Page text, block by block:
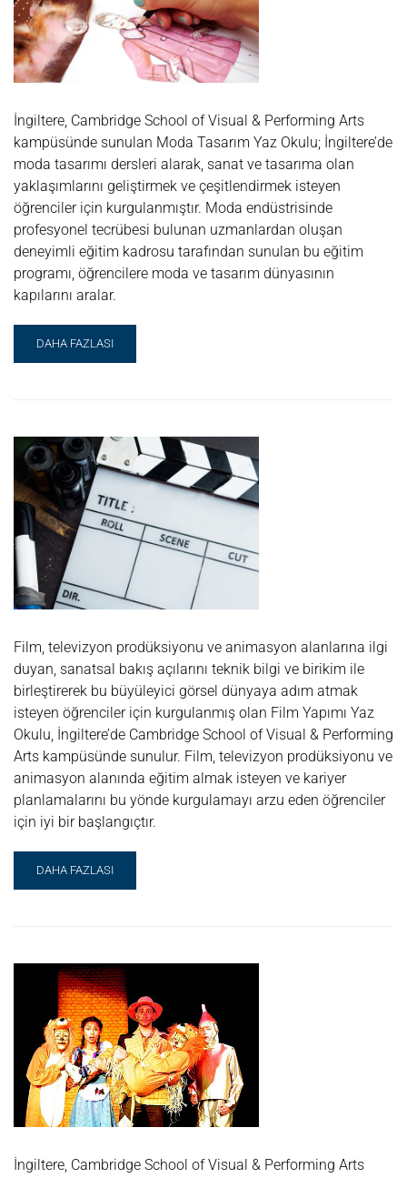
İngiltere, Cambridge School of Visual & Performing Arts
kampüsünde sunulan Moda Tasarım Yaz Okulu; İngiltere’de
moda tasarımı dersleri alarak, sanat ve tasarıma olan
yaklaşımlarını geliştirmek ve çeşitlendirmek isteyen
öğrenciler için kurgulanmıştır. Moda endüstrisinde
profesyonel tecrübesi bulunan uzmanlardan oluşan
deneyimli eğitim kadrosu tarafından sunulan bu eğitim
programı, öğrencilere moda ve tasarım dünyasının
kapılarını aralar.
READ
MORE
YAZ
OKULU
DAHA FAZLASI
Film, televizyon prodüksiyonu ve animasyon alanlarına ilgi
duyan, sanatsal bakış açılarını teknik bilgi ve birikim ile
birleştirerek bu büyüleyici görsel dünyaya adım atmak
isteyen öğrenciler için kurgulanmış olan Film Yapımı Yaz
Okulu, İngiltere’de Cambridge School of Visual & Performing
Arts kampüsünde sunulur. Film, televizyon prodüksiyonu ve
animasyon alanında eğitim almak isteyen ve kariyer
planlamalarını bu yönde kurgulamayı arzu eden öğrenciler
için iyi bir başlangıçtır.
READ
MORE
OKULU
DAHA FAZLASI
İngiltere, Cambridge School of Visual & Performing Arts